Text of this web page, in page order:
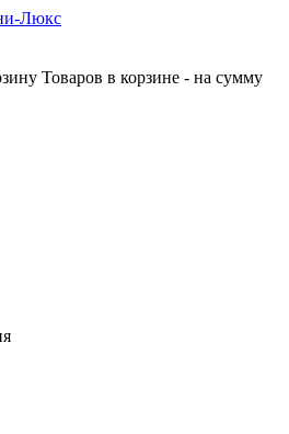
Товаров в корзине - на сумму